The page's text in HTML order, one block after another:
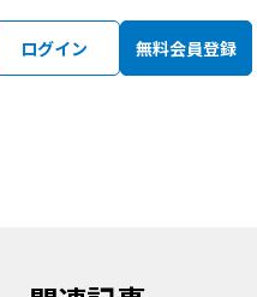
ログイン 無料会員登録